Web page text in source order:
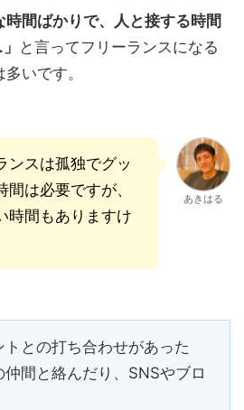
時間ばかりで、人と接する時間
と言ってフリーランスになる
いです。
ンスは孤独でグッ
は必要ですが、
時間もありますけ
あきはる
との打ち合わせがあった
間と絡んだり、SNSやブロ